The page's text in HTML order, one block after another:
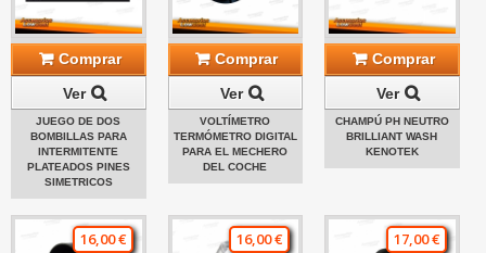
Comprar
Ver
JUEGO DE DOS
BOMBILLAS PARA
INTERMITENTE
PLATEADOS PINES
SIMETRICOS
Comprar
Ver
VOLTÍMETRO
TERMÓMETRO DIGITAL
PARA EL MECHERO
DEL COCHE
Comprar
Ver
CHAMPÚ PH NEUTRO
BRILLIANT WASH
KENOTEK
16,00 € 16,00 € 17,00 €